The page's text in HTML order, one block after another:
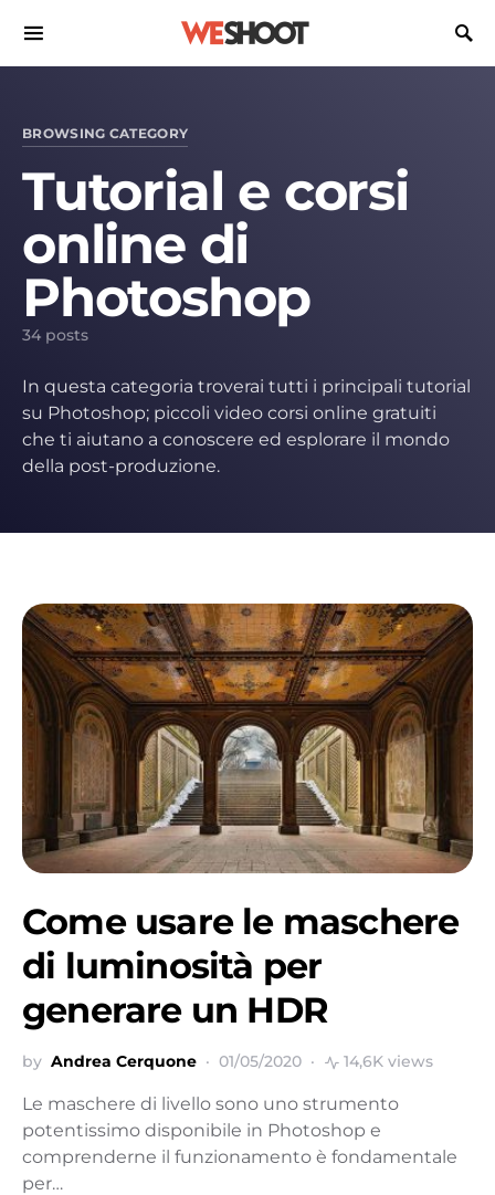
Search for:
BROWSING CATEGORY
Tutorial e corsi
online di
Photoshop
34 posts
In questa categoria troverai tutti i principali tutorial
su Photoshop; piccoli video corsi online gratuiti
che ti aiutano a conoscere ed esplorare il mondo
della post-produzione.
Come usare le maschere
di luminosità per
generare un HDR
by Andrea Cerquone 01/05/2020 14,6K views
Le maschere di livello sono uno strumento
potentissimo disponibile in Photoshop e
comprenderne il funzionamento è fondamentale
per…